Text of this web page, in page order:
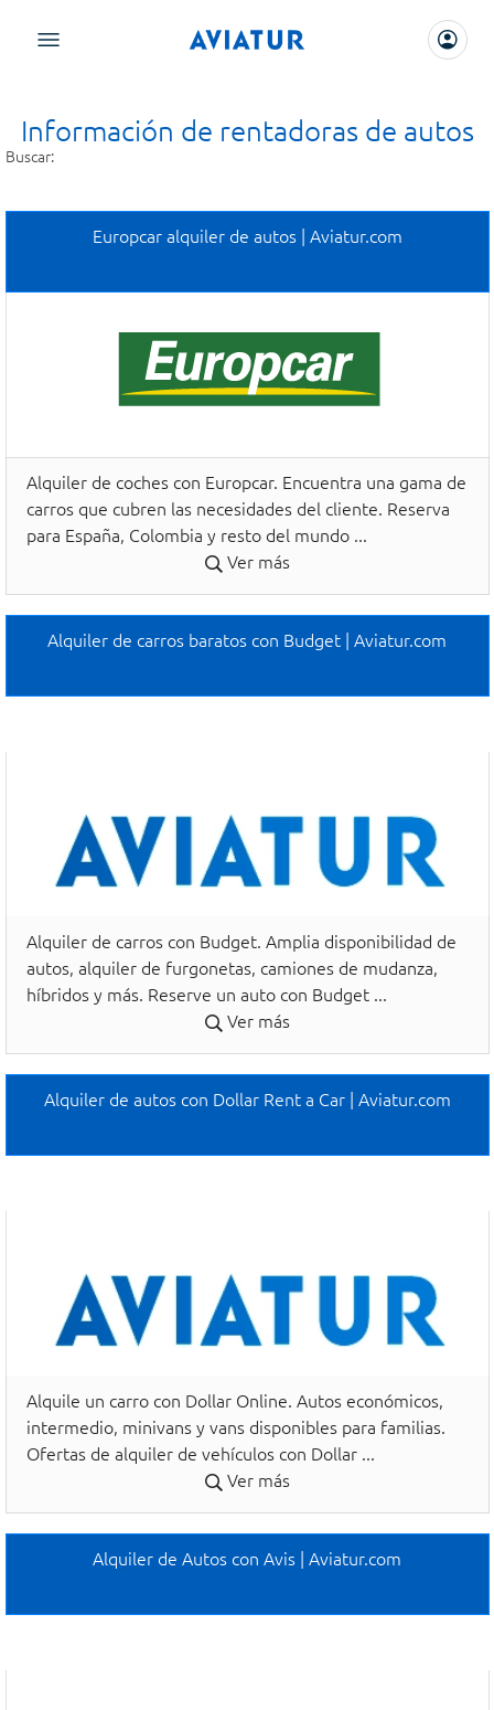
Información de rentadoras de autos
Buscar:
Europcar alquiler de autos | Aviatur.com
Alquiler de coches con Europcar. Encuentra una gama de
carros que cubren las necesidades del cliente. Reserva
para España, Colombia y resto del mundo ...
Ver más
Alquiler de carros baratos con Budget | Aviatur.com
Alquiler de carros con Budget. Amplia disponibilidad de
autos, alquiler de furgonetas, camiones de mudanza,
híbridos y más. Reserve un auto con Budget ...
Ver más
Alquiler de autos con Dollar Rent a Car | Aviatur.com
Alquile un carro con Dollar Online. Autos económicos,
intermedio, minivans y vans disponibles para familias.
Ofertas de alquiler de vehículos con Dollar ...
Ver más
Alquiler de Autos con Avis | Aviatur.com